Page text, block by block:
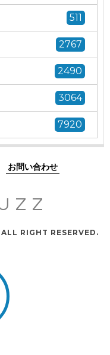
511
2767
2490
3064
7920
お問い合わせ
RIGHT RESERVED.